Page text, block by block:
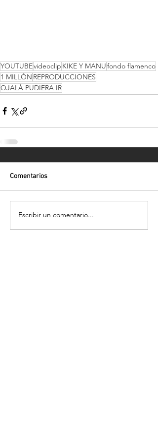
YOUTUBEvideoclip KIKE Y MANUfondo flamenco
1 MILLÓN REPRODUCCIONES
OJALÁ PUDIERA IR
Comentarios
Escribir un comentario...